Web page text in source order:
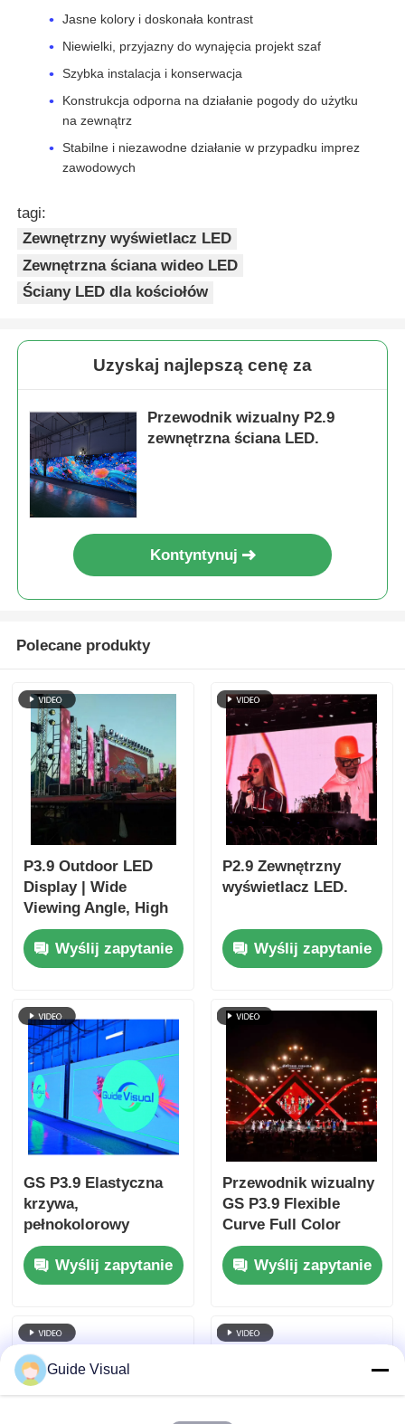
Jasne kolory i doskonała kontrast
Niewielki, przyjazny do wynajęcia projekt szaf
Szybka instalacja i konserwacja
Konstrukcja odporna na działanie pogody do użytku
na zewnątrz
Stabilne i niezawodne działanie w przypadku imprez
zawodowych
tagi:
Zewnętrzny wyświetlacz LED
Zewnętrzna ściana wideo LED
Ściany LED dla kościołów
Uzyskaj najlepszą cenę za
Przewodnik wizualny P2.9
zewnętrzna ściana LED.
Kontyntynuj
Polecane produkty
P3.9 Outdoor LED
Display | Wide
Viewing Angle, High
Refresh, Event-Ready
Performance
Wyślij zapytanie
P2.9 Zewnętrzny
wyświetlacz LED.
Wyślij zapytanie
GS P3.9 Elastyczna
krzywa,
pełnokolorowy
zewnętrzny
wyświetlacz LED
Stopień ochrony IP65
Wyślij zapytanie
Przewodnik wizualny
GS P3.9 Flexible
Curve Full Color
Outdoor LED Display
Screen Ocena IP65
Wyślij zapytanie
Guide Visual